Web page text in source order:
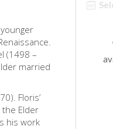
(1498 –
married
Floris’
Elder
his work